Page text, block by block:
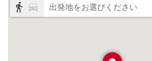
出発地をお選びください